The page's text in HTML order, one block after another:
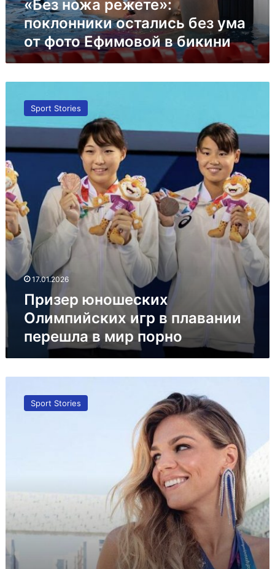
в
бикини
«Без ножа режете»:
поклонники остались без ума
от фото Ефимовой в бикини
юношеских
Олимпийских
игр
плавании
перешла
в
мир
порно
Sport Stories
17.01.2026
Призер юношеских
Олимпийских игр в плавании
перешла в мир порно
совершенство!»
Фото
Sport Stories